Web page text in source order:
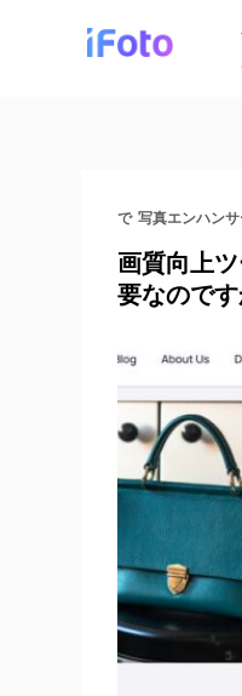
で 写真エンハン
画質向上
要なので